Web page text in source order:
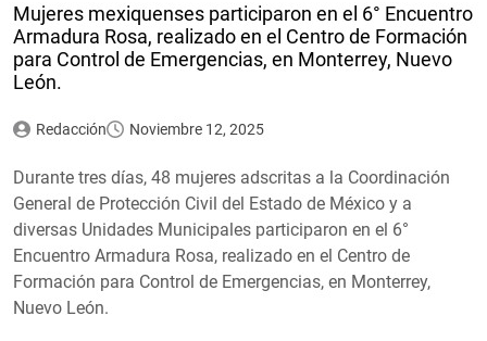
Mujeres mexiquenses participaron en el 6° Encuentro
Armadura Rosa, realizado en el Centro de Formación
para Control de Emergencias, en Monterrey, Nuevo
León.
Redacción Noviembre 12, 2025
Durante tres días, 48 mujeres adscritas a la Coordinación
General de Protección Civil del Estado de México y a
diversas Unidades Municipales participaron en el 6°
Encuentro Armadura Rosa, realizado en el Centro de
Formación para Control de Emergencias, en Monterrey,
Nuevo León.